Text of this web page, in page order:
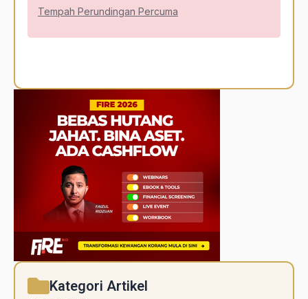
Tempah Perundingan Percuma
Kategori Artikel